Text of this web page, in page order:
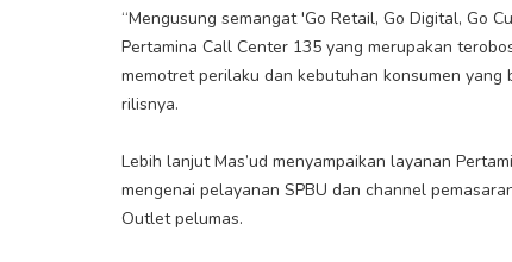
“Mengusung semangat 'Go Retail, Go Digital, Go
Pertamina Call Center 135 yang merupakan
memotret perilaku dan kebutuhan konsumen yang
rilisnya.
Lebih lanjut Mas’ud menyampaikan layanan
mengenai pelayanan SPBU dan channel
Outlet pelumas.